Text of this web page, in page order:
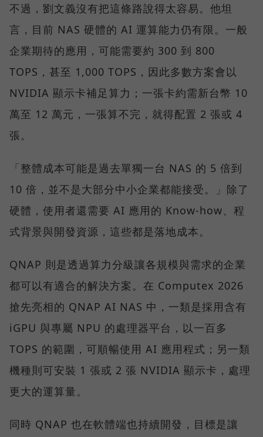
不過，劉文義沒有把這條路說得太容易。他坦
言，目前 NAS 硬體的 AI 運算能力仍有限。一般
企業期待的應用，可能需要約 300 到 800
TOPS，甚至 1,000 TOPS，因此多數方案會以
NVIDIA 顯示卡補足算力；一張卡約需新台幣 10
萬至 12 萬元，一張算不完，就得配置 2 張或 4
張。
「整體成本可能是過去單獨一台 NAS 的 5 倍到
10 倍，並不是大部分中小企業都能接受。」除了
硬體，使用者還需要 AI 應用的 Know-how、程
式背景與開發資源，這些都是落地成本。
QNAP 則是透過算力分級讓各規模與需求的企業
都可以有適合的解決方案。在 Computex 2026
搶先亮相的 QNAP AI NAS 中，一類是採用含有
iGPU 與專屬 NPU 的處理器平台，以一百多
TOPS 的範圍，可順暢使用 AI 應用程式；另一類
機種則可安裝 1 張或 2 張 NVIDIA 顯示卡，處理
更大的運算量。
同時 QNAP 也在軟體端也持續開發，目標是讓